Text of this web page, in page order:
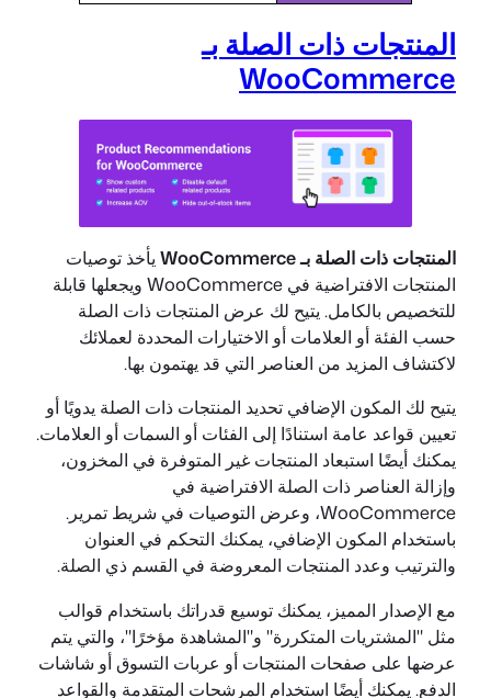
المنتجات ذات الصلة بـ
WooCommerce
المنتجات ذات الصلة بـ WooCommerce
يأخذ توصيات
المنتجات الافتراضية في WooCommerce ويجعلها قابلة
للتخصيص بالكامل. يتيح لك عرض المنتجات ذات الصلة
حسب الفئة أو العلامات أو الاختيارات المحددة لعملائك
لاكتشاف المزيد من العناصر التي قد يهتمون بها.
يتيح لك المكون الإضافي تحديد المنتجات ذات الصلة يدويًا أو
تعيين قواعد عامة استنادًا إلى الفئات أو السمات أو العلامات.
يمكنك أيضًا استبعاد المنتجات غير المتوفرة في المخزون،
وإزالة العناصر ذات الصلة الافتراضية في
WooCommerce، وعرض التوصيات في شريط تمرير.
باستخدام المكون الإضافي، يمكنك التحكم في العنوان
والترتيب وعدد المنتجات المعروضة في القسم ذي الصلة.
مع الإصدار المميز، يمكنك توسيع قدراتك باستخدام قوالب
مثل "المشتريات المتكررة" و"المشاهدة مؤخرًا"، والتي يتم
عرضها على صفحات المنتجات أو عربات التسوق أو شاشات
الدفع. يمكنك أيضًا استخدام المرشحات المتقدمة والقواعد